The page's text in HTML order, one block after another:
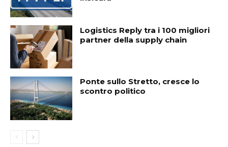
Logistics Reply tra i 100 migliori
partner della supply chain
Ponte sullo Stretto, cresce lo
scontro politico